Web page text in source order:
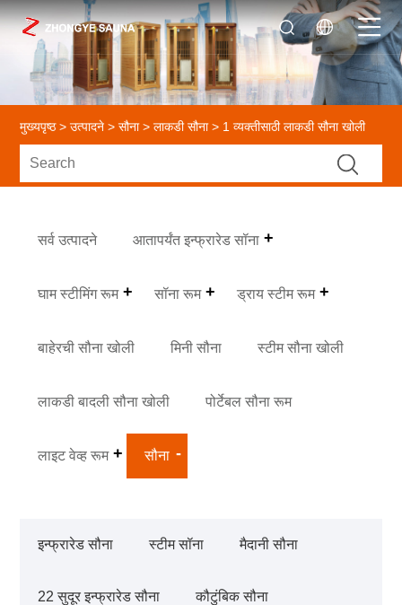
मुख्यपृष्ठ > उत्पादने >सौना>लाकडी सौना> 1 व्यक्तीसाठी लाकडी सौना खोली
सर्व उत्पादने आतापर्यंत इन्फ्रारेड सॉना
घाम स्टीमिंग रूम सॉना रूम ड्राय स्टीम रूम
बाहेरची सौना खोली मिनी सौना स्टीम सौना खोली
लाकडी बादली सौना खोली पोर्टेबल सौना रूम
लाइट वेव्ह रूम सौना
इन्फ्रारेड सौना स्टीम सॉना मैदानी सौना
22 सुदूर इन्फ्रारेड सौना कौटुंबिक सौना